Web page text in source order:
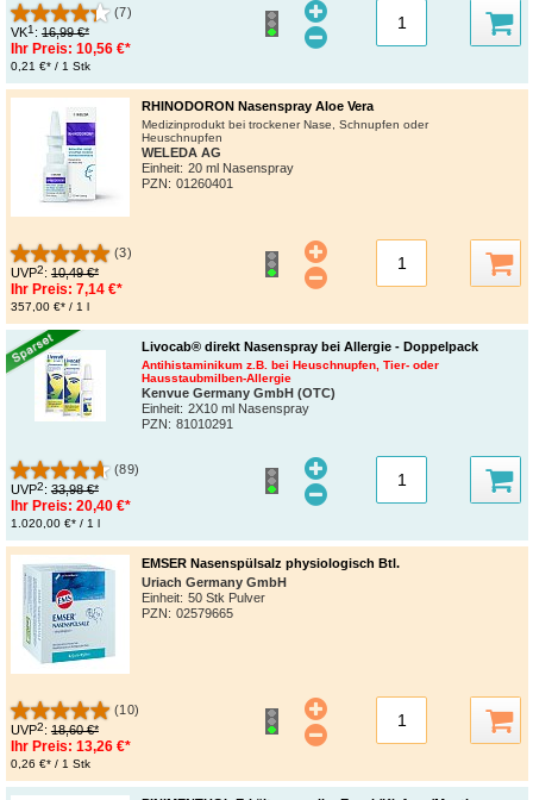
(7)
VK1 : 16,99 €*
Ihr Preis: 10,56 €*
0,21 €* / 1 Stk
RHINODORON Nasenspray Aloe Vera
Medizinprodukt bei trockener Nase, Schnupfen oder
Heuschnupfen
WELEDA AG
Einheit: 20 ml Nasenspray
PZN: 01260401
(3)
UVP2: 10,49 €*
Ihr Preis: 7,14 €*
357,00 €* / 1 l
Livocab® direkt Nasenspray bei Allergie - Doppelpack
Antihistaminikum z.B. bei Heuschnupfen, Tier- oder
Hausstaubmilben-Allergie
Kenvue Germany GmbH (OTC)
Einheit: 2X10 ml Nasenspray
PZN: 81010291
(89)
UVP2: 33,98 €*
Ihr Preis: 20,40 €*
1.020,00 €* / 1 l
EMSER Nasenspülsalz physiologisch Btl.
Uriach Germany GmbH
Einheit: 50 Stk Pulver
PZN: 02579665
(10)
UVP2: 18,60 €*
Ihr Preis: 13,26 €*
0,26 €* / 1 Stk